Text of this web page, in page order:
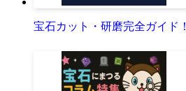
宝石カット・研磨完全ガイド！